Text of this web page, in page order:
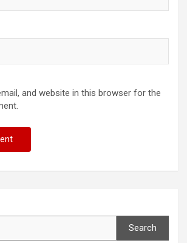
and website in this browser for the
Search